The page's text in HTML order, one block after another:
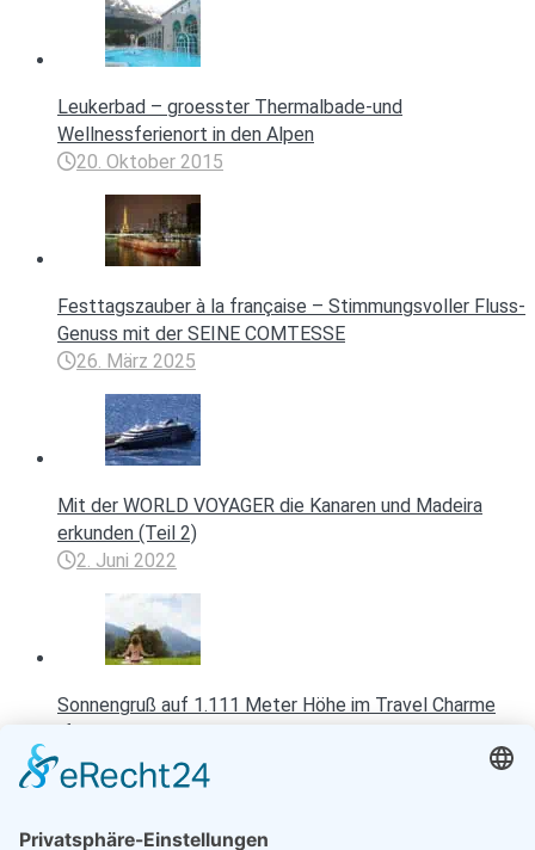
Leukerbad – groesster Thermalbade-und
Wellnessferienort in den Alpen
20. Oktober 2015
Festtagszauber à la française – Stimmungsvoller Fluss-
Genuss mit der SEINE COMTESSE
26. März 2025
Mit der WORLD VOYAGER die Kanaren und Madeira
erkunden (Teil 2)
2. Juni 2022
Sonnengruß auf 1.111 Meter Höhe im Travel Charme
19. Februar 2013